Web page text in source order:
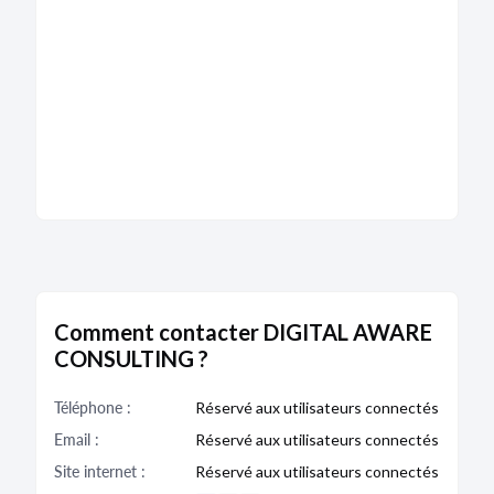
DÉPÔT DES COMPTES
13/10/2023
Comment contacter DIGITAL AWARE
CONSULTING ?
Téléphone :
Réservé aux utilisateurs connectés
Email :
Réservé aux utilisateurs connectés
Site internet :
Réservé aux utilisateurs connectés